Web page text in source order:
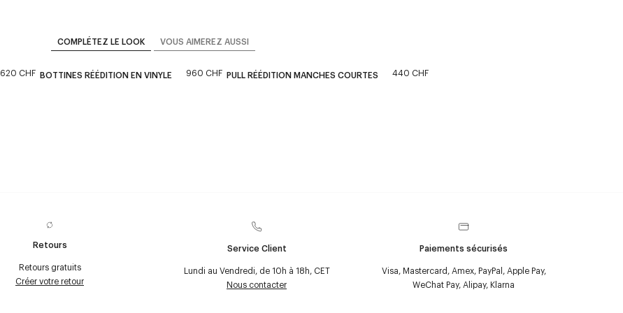
COMPLÉTEZ LE LOOK VOUS AIMEREZ AUSSI
620 CHF BOTTINES RÉÉDITION EN VINYLE 960 CHF PULL RÉÉDITION MANCHES COURTES 440 CHF
Retours
Retours gratuits
Créer votre retour
Service Client
Lundi au Vendredi, de 10h à 18h, CET
Nous contacter
Paiements sécurisés
Visa, Mastercard, Amex, PayPal, Apple Pay,
WeChat Pay, Alipay, Klarna